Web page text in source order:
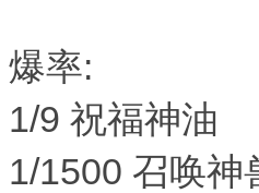
爆率:
1/9 祝福神油
1/1500 召唤神